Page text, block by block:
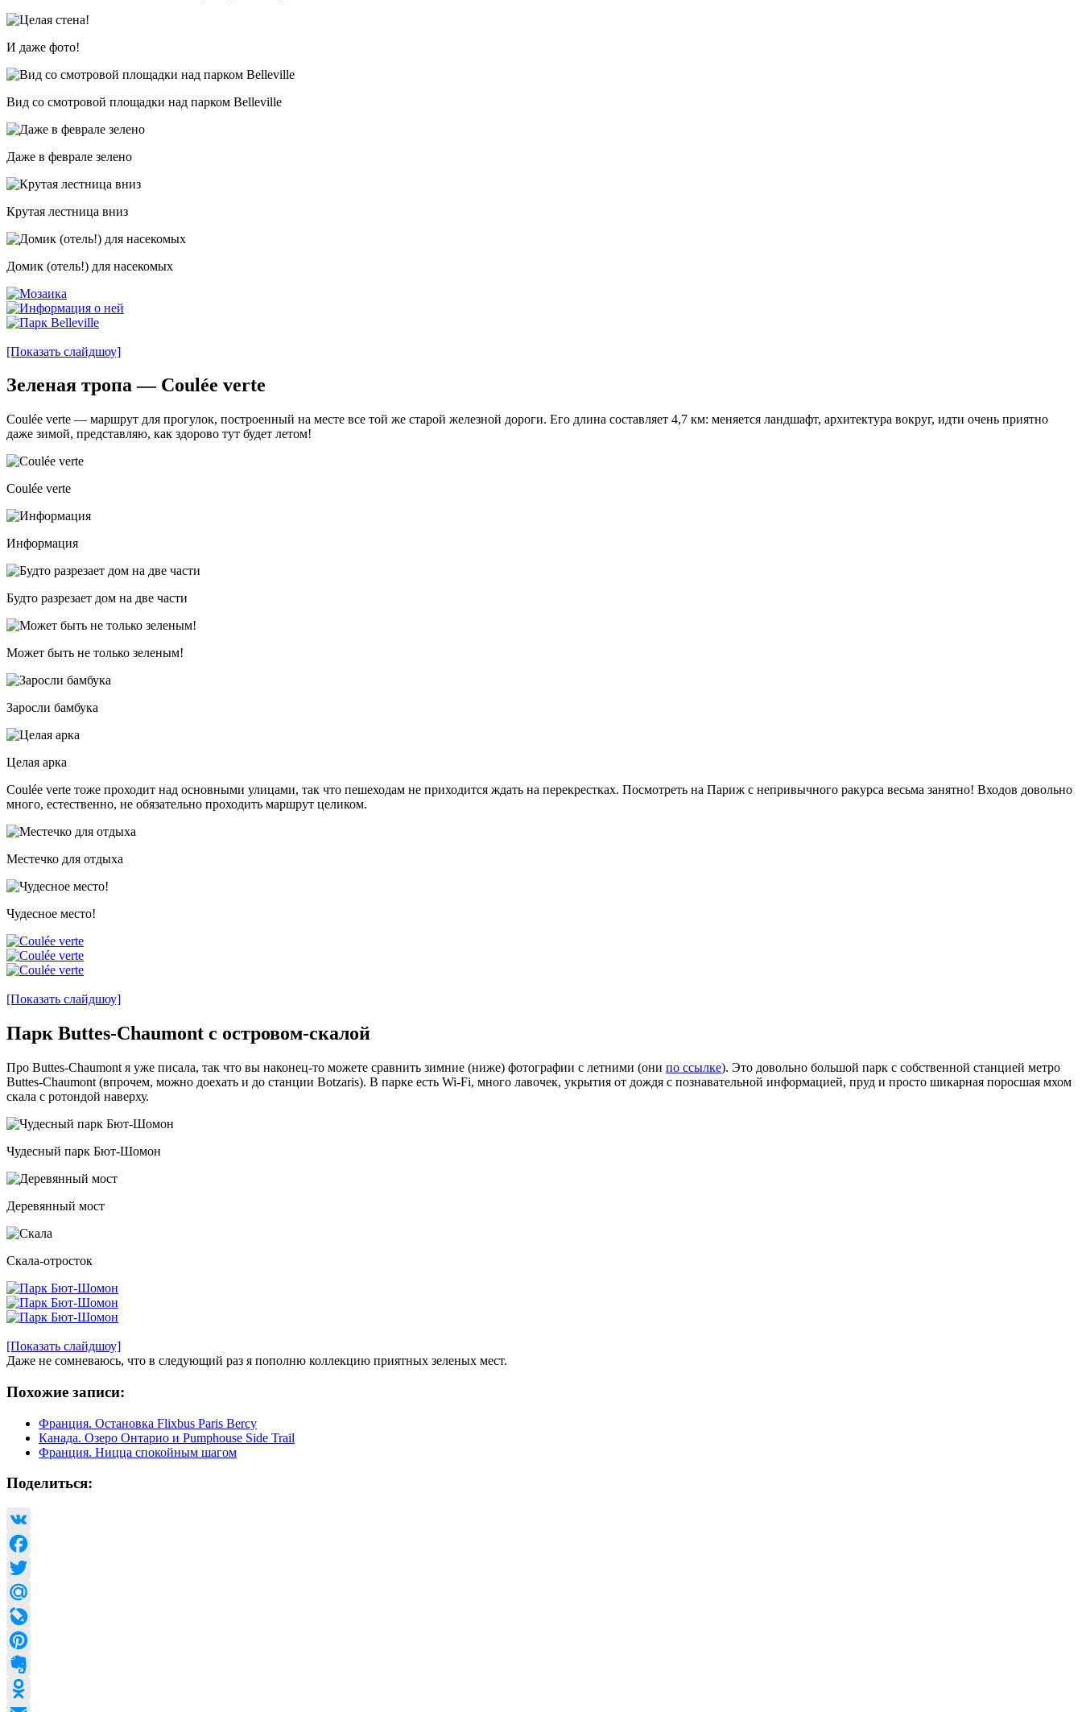
И даже фото!
Вид со смотровой площадки над парком Belleville
Даже в феврале зелено
Крутая лестница вниз
Домик (отель!) для насекомых
[Показать слайдшоу]
Зеленая тропа — Coulée verte
Coulée verte — маршрут для прогулок, построенный на месте все той же старой железной дороги. Его длина составляет 4,7 км: меняется ландшафт, архитектура вокруг, идти очень приятно
даже зимой, представляю, как здорово тут будет летом!
Coulée verte
Информация
Будто разрезает дом на две части
Может быть не только зеленым!
Заросли бамбука
Целая арка
Coulée verte тоже проходит над основными улицами, так что пешеходам не приходится ждать на перекрестках. Посмотреть на Париж с непривычного ракурса весьма занятно! Входов довольно
много, естественно, не обязательно проходить маршрут целиком.
Местечко для отдыха
Чудесное место!
[Показать слайдшоу]
Парк Buttes-Chaumont с островом-скалой
Про Buttes-Chaumont я уже писала, так что вы наконец-то можете сравнить зимние (ниже) фотографии с летними (они по ссылке). Это довольно большой парк с собственной станцией метро
Buttes-Chaumont (впрочем, можно доехать и до станции Botzaris). В парке есть Wi-Fi, много лавочек, укрытия от дождя с познавательной информацией, пруд и просто шикарная поросшая мхом
скала с ротондой наверху.
Чудесный парк Бют-Шомон
Деревянный мост
Скала-отросток
[Показать слайдшоу]
Даже не сомневаюсь, что в следующий раз я пополню коллекцию приятных зеленых мест.
Похожие записи:
Франция. Остановка Flixbus Paris Bercy
Канада. Озеро Онтарио и Pumphouse Side Trail
Франция. Ницца спокойным шагом
Поделиться:
VK
Facebook
Twitter
Mail.Ru
LiveJournal
Pinterest
Evernote